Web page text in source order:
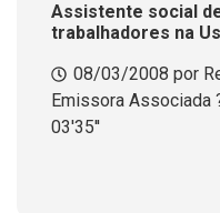
Assistente social
trabalhadores na
08/03/2008 por
Emissora Associada
03'35''